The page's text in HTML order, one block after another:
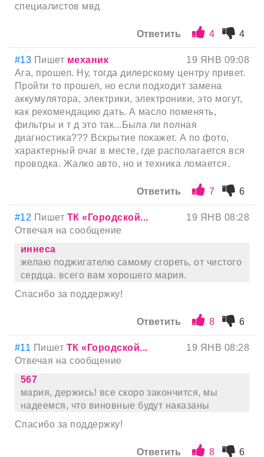
специалистов мвд
Ответить 4 4
#13 Пишет механик
19 ЯНВ 09:08
Ага, прошел. Ну, тогда дилерскому центру привет.
Пройти то прошел, но если подходит замена
аккумулятора, электрики, электроники, это могут,
как рекомендацию дать. А масло поменять,
фильтры и т д это так...Была ли полная
диагностика??? Вскрытие покажет. А по фото,
характерный очаг в месте, где располагается вся
проводка. Жалко авто, но и техника ломается.
Ответить 7 6
#12 Пишет ТК «Городской...
19 ЯНВ 08:28
Отвечая на сообщение
иннеса
желаю поджигателю самому сгореть, от чистого
сердца. всего вам хорошего мария.
Спасибо за поддержку!
Ответить 8 6
#11 Пишет ТК «Городской...
19 ЯНВ 08:28
Отвечая на сообщение
567
мария, держись! все скоро закончится, мы
надеемся, что виновные будут наказаны
Спасибо за поддержку!
Ответить 8 6